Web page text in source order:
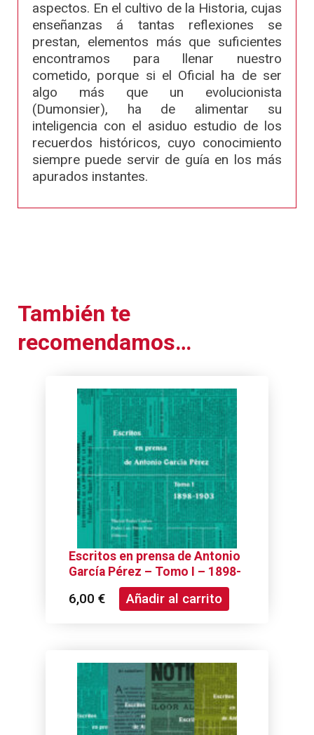
aspectos. En el cultivo de la Historia, cujas
enseñanzas á tantas reflexiones se
prestan, elementos más que suficientes
encontramos para llenar nuestro
cometido, porque si el Oficial ha de ser
algo más que un evolucionista
(Dumonsier), ha de alimentar su
inteligencia con el asiduo estudio de los
recuerdos históricos, cuyo conocimiento
siempre puede servir de guía en los más
apurados instantes.
También te
recomendamos…
Escritos en prensa de Antonio
García Pérez – Tomo I – 1898-
6,00 € Añadir al carrito